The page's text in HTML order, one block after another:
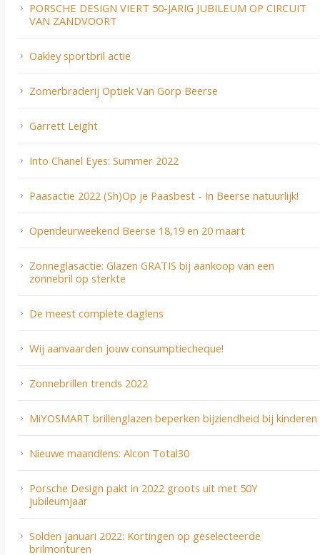
PORSCHE DESIGN VIERT 50-JARIG JUBILEUM OP CIRCUIT
VAN ZANDVOORT
Oakley sportbril actie
Zomerbraderij Optiek Van Gorp Beerse
Garrett Leight
Into Chanel Eyes: Summer 2022
Paasactie 2022 (Sh)Op je Paasbest - In Beerse natuurlijk!
Opendeurweekend Beerse 18,19 en 20 maart
Zonneglasactie: Glazen GRATIS bij aankoop van een
zonnebril op sterkte
De meest complete daglens
Wij aanvaarden jouw consumptiecheque!
Zonnebrillen trends 2022
MiYOSMART brillenglazen beperken bijziendheid bij kinderen
Nieuwe maandlens: Alcon Total30
Porsche Design pakt in 2022 groots uit met 50Y
jubileumjaar
Solden januari 2022: Kortingen op geselecteerde
brilmonturen